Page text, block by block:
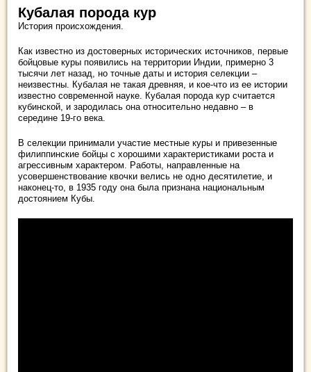
Кубалая порода кур
История происхождения.
Как известно из достоверных исторических источников, первые
бойцовые куры появились на территории Индии, примерно 3
тысячи лет назад, но точные даты и история селекции –
неизвестны. Кубалая не такая древняя, и кое-что из ее истории
известно современной науке. Кубалая порода кур считается
кубинской, и зародилась она относительно недавно – в
середине 19-го века.
В селекции принимали участие местные куры и привезенные
филиппинские бойцы с хорошими характеристиками роста и
агрессивным характером. Работы, направленные на
усовершенствование квочки велись не одно десятилетие, и
наконец-то, в 1935 году она была признана национальным
достоянием Кубы.